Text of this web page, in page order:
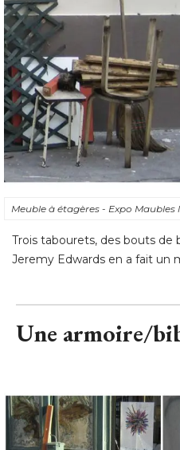
Meuble à étagères - Expo Maubles
Trois tabourets, des bouts de
Jeremy Edwards en a fait un
Une armoire/